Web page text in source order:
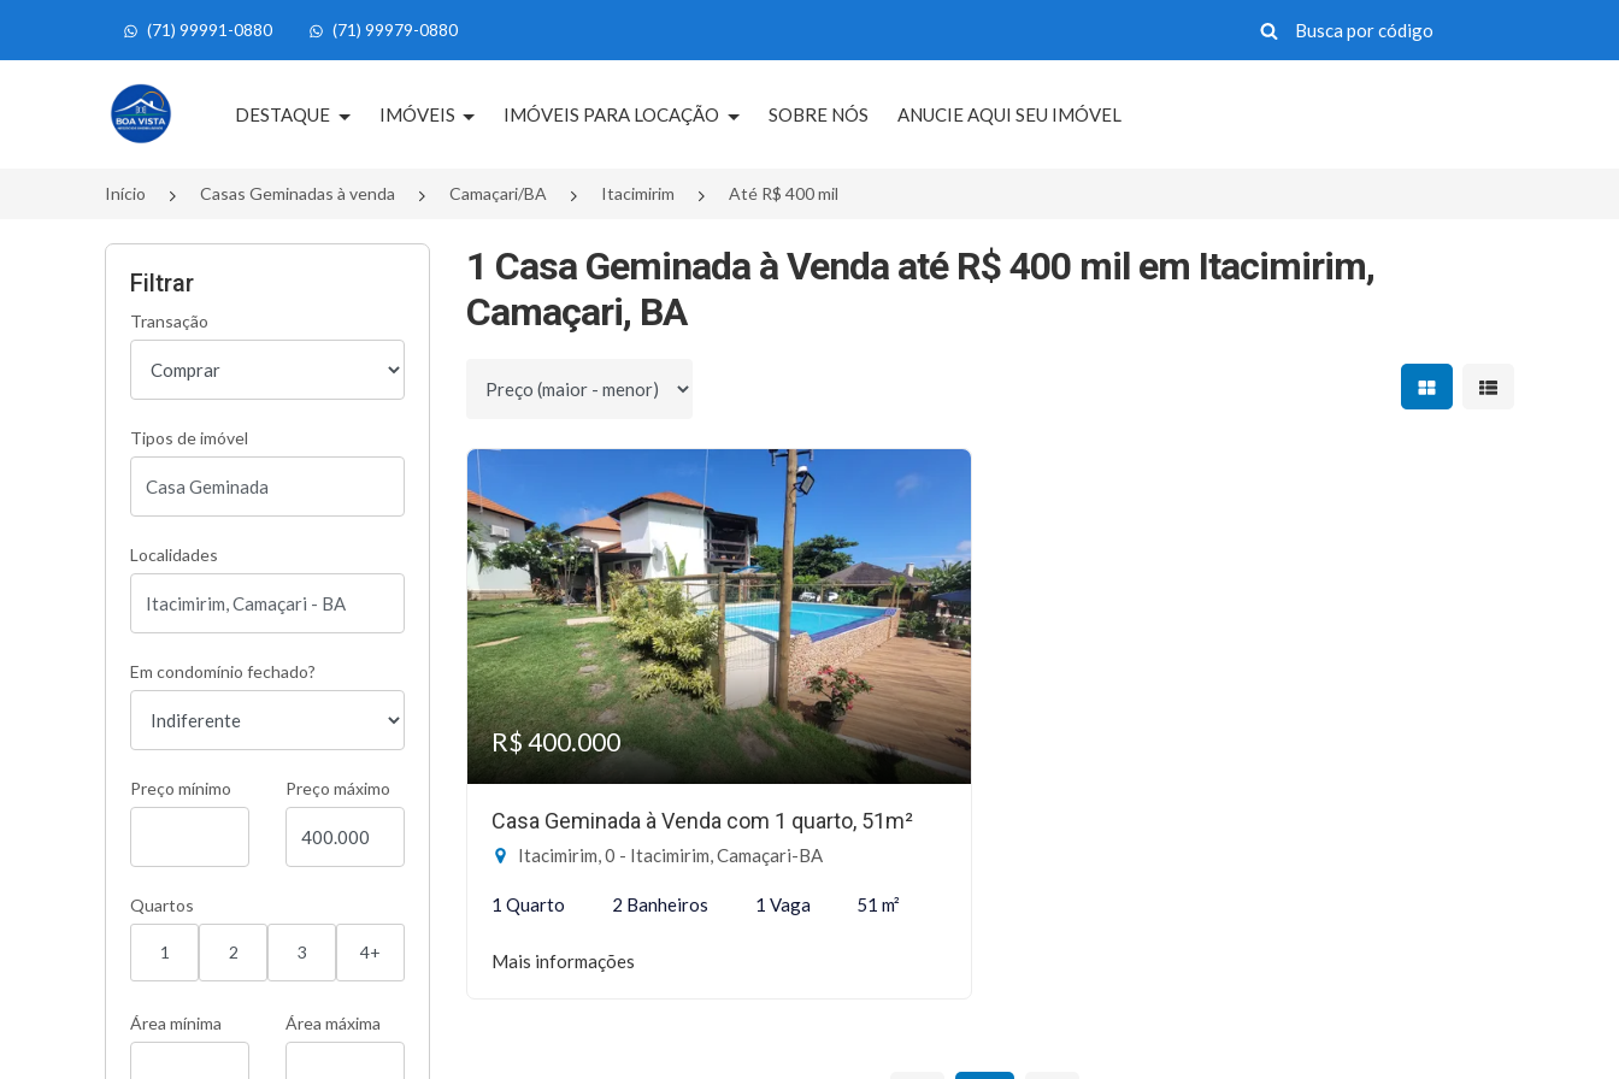
(71) 99991-0880 (71) 99979-0880
Página inicial
DESTAQUE IMÓVEIS IMÓVEIS PARA LOCAÇÃO SOBRE NÓS ANUCIE AQUI SEU IMÓVEL
Início Casas Geminadas à venda Camaçari/BA Itacimirim Até R$ 400 mil
Filtrar
Transação
Tipos de imóvel
Localidades
Em condomínio fechado?
Preço mínimo Preço máximo
Quartos
1 2 3 4+
Área mínima Área máxima
1 Casa Geminada à Venda até R$ 400 mil em Itacimirim,
Camaçari, BA
Ordenar por Mostrar resultados em
Mostrar
R$ 400.000
Casa Geminada à Venda com 1 quarto, 51m²
Itacimirim, 0 - Itacimirim, Camaçari-BA
1 Quarto 2 Banheiros 1 Vaga 51 m²
Mais informações